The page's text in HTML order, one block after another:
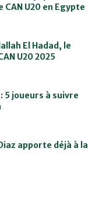
U20 en Egypte
El Hadad, le
U20 2025
5 joueurs à suivre
apporte déjà à la